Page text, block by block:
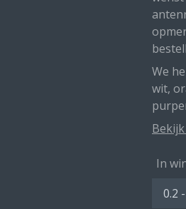
We
wit,
In